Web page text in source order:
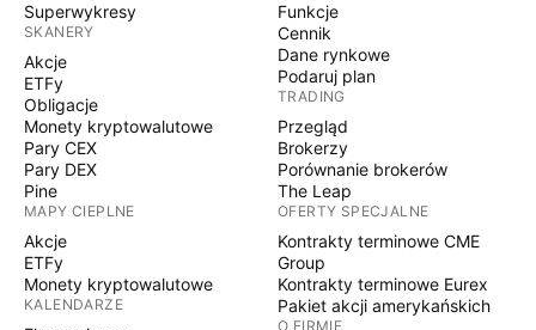
Superwykresy
SKANERY
Akcje
ETFy
Obligacje
Monety kryptowalutowe
Pary CEX
Pary DEX
Pine
MAPY CIEPLNE
Akcje
ETFy
Monety kryptowalutowe
KALENDARZE
Funkcje
Cennik
Dane rynkowe
Podaruj plan
TRADING
Przegląd
Brokerzy
Porównanie brokerów
The Leap
OFERTY SPECJALNE
Kontrakty terminowe CME
Group
Kontrakty terminowe Eurex
Pakiet akcji amerykańskich
O FIRMIE